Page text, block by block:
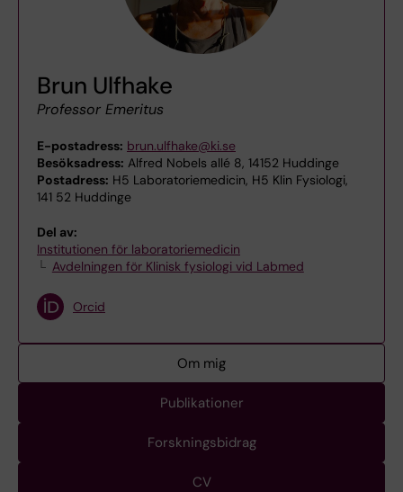
Brun Ulfhake
Professor Emeritus
E-postadress: brun.ulfhake@ki.se
Besöksadress: Alfred Nobels allé 8, 14152 Huddinge
Postadress: H5 Laboratoriemedicin, H5 Klin Fysiologi,
141 52 Huddinge
Del av:
Institutionen för laboratoriemedicin
Avdelningen för Klinisk fysiologi vid Labmed
Orcid
Om mig
Publikationer
Forskningsbidrag
CV